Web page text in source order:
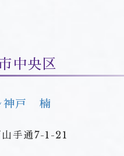
中央区
神戸 楠
手通7-1-21